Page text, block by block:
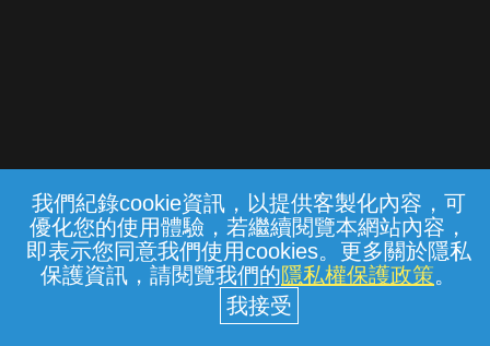
我們紀錄cookie資訊，以提供客製化內容，可
優化您的使用體驗，若繼續閱覽本網站內容，
即表示您同意我們使用cookies。更多關於隱私
保護資訊，請閱覽我們的隱私權保護政策。
常見問題 線上客服 服務條款 隱私權保護
中華電信股份有限公司個人家庭分公司
(統一編號：96979949) © 2026
{{notifyMsg}}